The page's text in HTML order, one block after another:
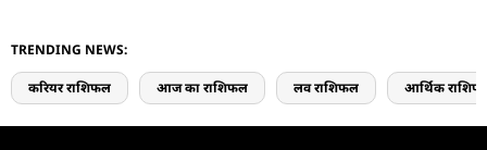
TRENDING NEWS:
करियर राशिफल आज का राशिफल लव राशिफल आर्थिक